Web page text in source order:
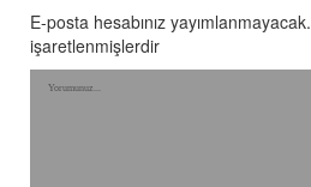
E-posta hesabınız yayımlanmayacak.
işaretlenmişlerdir